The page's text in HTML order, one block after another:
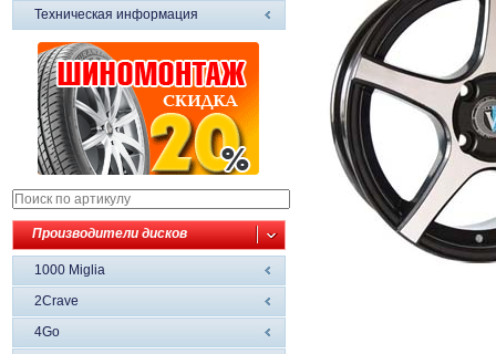
Техническая информация
Производители дисков
1000 Miglia
2Crave
4Go